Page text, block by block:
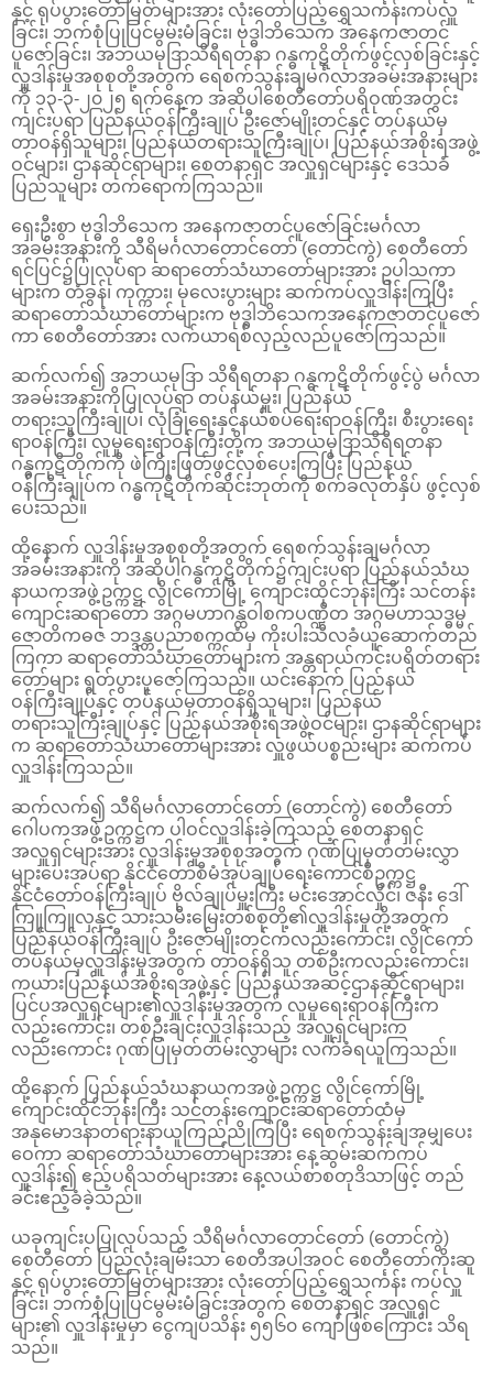
နှင့် ရုပ်ပွားတော်မြတ်များအား လုံးတော်ပြည့်ရွှေသင်္ကန်းကပ်လှူ
ခြင်း၊ ဘက်စုံပြုပြင်မွမ်းမံခြင်း၊ ဗုဒ္ဓါဘိသေက အနေကဇာတင်
ပူဇော်ခြင်း၊ အဘယမုဒြာသိရီရတနာ ဂန္ဓကုဋိတိုက်ဖွင့်လှစ်ခြင်းနှင့်
လှူဒါန်းမှုအစုစုတို့အတွက် ရေစက်သွန်းချမင်္ဂလာအခမ်းအနားများ
ကို ၁၃-၃-၂၀၂၅ ရက်နေ့က အဆိုပါစေတီတော်ပရိဝုဏ်အတွင်း
ကျင်းပရာ ပြည်နယ်ဝန်ကြီးချုပ် ဦးဇော်မျိုးတင်နှင့် တပ်နယ်မှ
တာဝန်ရှိသူများ၊ ပြည်နယ်တရားသူကြီးချုပ်၊ ပြည်နယ်အစိုးရအဖွဲ့
ဝင်များ၊ ဌာနဆိုင်ရာများ၊ စေတနာရှင် အလှူရှင်များနှင့် ဒေသခံ
ပြည်သူများ တက်ရောက်ကြသည်။
ရှေးဦးစွာ ဗုဒ္ဓါဘိသေက အနေကဇာတင်ပူဇော်ခြင်းမင်္ဂလာ
အခမ်းအနားကို သီရိမင်္ဂလာတောင်တော် (တောင်ကွဲ) စေတီတော်
ရင်ပြင်၌ပြုလုပ်ရာ ဆရာတော်သံဃာတော်များအား ဥပါသကာ
များက တံခွန်၊ ကုက္ကား၊ မုလေးပွားများ ဆက်ကပ်လှူဒါန်းကြပြီး
ဆရာတော်သံဃာတော်များက ဗုဒ္ဓါဘိသေကအနေကဇာတင်ပူဇော်
ကာ စေတီတော်အား လက်ယာရစ်လှည့်လည်ပူဇော်ကြသည်။
ဆက်လက်၍ အဘယမုဒြာ သိရီရတနာ ဂန္ဓကုဋိတိုက်ဖွင့်ပွဲ မင်္ဂလာ
အခမ်းအနားကိုပြုလုပ်ရာ တပ်နယ်မှူး၊ ပြည်နယ်
တရားသူကြီးချုပ်၊ လုံခြုံရေးနှင့်နယ်စပ်ရေးရာဝန်ကြီး၊ စီးပွားရေး
ရာဝန်ကြီး၊ လူမှုရေးရာဝန်ကြီးတို့က အဘယမုဒြာသိရီရတနာ
ဂန္ဓကုဋိတိုက်ကို ဖဲကြိုးဖြတ်ဖွင့်လှစ်ပေးကြပြီး ပြည်နယ်
ဝန်ကြီးချုပ်က ဂန္ဓကုဋိတိုက်ဆိုင်းဘုတ်ကို စက်ခလုတ်နှိပ် ဖွင့်လှစ်
ပေးသည်။
ထို့နောက် လှူဒါန်းမှုအစုစုတို့အတွက် ရေစက်သွန်းချမင်္ဂလာ
အခမ်းအနားကို အဆိုပါဂန္ဓကုဋိတိုက်၌ကျင်းပရာ ပြည်နယ်သံဃ
နာယကအဖွဲ့ဥက္ကဋ္ဌ လွိုင်ကော်မြို့ ကျောင်းထိုင်ဘုန်းကြီး သင်တန်း
ကျောင်းဆရာတော် အဂ္ဂမဟာဂန္ထဝါစကပဏ္ဍိတ အဂ္ဂမဟာသဒ္ဓမ္မ
ဇောတိကဓဇ ဘဒ္ဒန္တပညာစက္ကထံမှ ကိုးပါးသီလခံယူဆောက်တည်
ကြကာ ဆရာတော်သံဃာတော်များက အန္တရာယ်ကင်းပရိတ်တရား
တော်များ ရွတ်ပွားပူဇော်ကြသည်။ ယင်းနောက် ပြည်နယ်
ဝန်ကြီးချုပ်နှင့် တပ်နယ်မှတာဝန်ရှိသူများ၊ ပြည်နယ်
တရားသူကြီးချုပ်နှင့် ပြည်နယ်အစိုးရအဖွဲ့ဝင်များ၊ ဌာနဆိုင်ရာများ
က ဆရာတော်သံဃာတော်များအား လှူဖွယ်ပစ္စည်းများ ဆက်ကပ်
လှူဒါန်းကြသည်။
ဆက်လက်၍ သီရိမင်္ဂလာတောင်တော် (တောင်ကွဲ) စေတီတော်
ဂေါပကအဖွဲ့ဥက္ကဋ္ဌက ပါဝင်လှူဒါန်းခဲ့ကြသည့် စေတနာရှင်
အလှူရှင်များအား လှူဒါန်းမှုအစုစုအတွက် ဂုဏ်ပြုမှတ်တမ်းလွှာ
များပေးအပ်ရာ နိုင်ငံတော်စီမံအုပ်ချုပ်ရေးကောင်စီဥက္ကဋ္ဌ
နိုင်ငံတော်ဝန်ကြီးချုပ် ဗိုလ်ချုပ်မှူးကြီး မင်းအောင်လှိုင်၊ ဇနီး ဒေါ်
ကြူကြူလှနှင့် သားသမီးမြေးတစ်စုတို့၏လှူဒါန်းမှုတို့အတွက်
ပြည်နယ်ဝန်ကြီးချုပ် ဦးဇော်မျိုးတင်ကလည်းကောင်း၊ လွိုင်ကော်
တပ်နယ်မှလှူဒါန်းမှုအတွက် တာဝန်ရှိသူ တစ်ဦးကလည်းကောင်း၊
ကယားပြည်နယ်အစိုးရအဖွဲ့နှင့် ပြည်နယ်အဆင့်ဌာနဆိုင်ရာများ၊
ပြင်ပအလှူရှင်များ၏လှူဒါန်းမှုအတွက် လူမှုရေးရာဝန်ကြီးက
လည်းကောင်း၊ တစ်ဦးချင်းလှူဒါန်းသည့် အလှူရှင်များက
လည်းကောင်း ဂုဏ်ပြုမှတ်တမ်းလွှာများ လက်ခံရယူကြသည်။
ထို့နောက် ပြည်နယ်သံဃနာယကအဖွဲ့ဥက္ကဋ္ဌ လွိုင်ကော်မြို့
ကျောင်းထိုင်ဘုန်းကြီး သင်တန်းကျောင်းဆရာတော်ထံမှ
အနုမောဒနာတရားနာယူကြည်ညိုကြပြီး ရေစက်သွန်းချအမျှပေး
ဝေကာ ဆရာတော်သံဃာတော်များအား နေ့ဆွမ်းဆက်ကပ်
လှူဒါန်း၍ ဧည့်ပရိသတ်များအား နေ့လယ်စာစတုဒိသာဖြင့် တည်
ခင်းဧည့်ခံခဲ့သည်။
ယခုကျင်းပပြုလုပ်သည့် သီရိမင်္ဂလာတောင်တော် (တောင်ကွဲ)
စေတီတော် ပြည်လုံးချမ်းသာ စေတီအပါအဝင် စေတီတော်ကိုးဆူ
နှင့် ရုပ်ပွားတော်မြတ်များအား လုံးတော်ပြည့်ရွှေသင်္ကန်း ကပ်လှူ
ခြင်း၊ ဘက်စုံပြုပြင်မွမ်းမံခြင်းအတွက် စေတနာရှင် အလှူရှင်
များ၏ လှူဒါန်းမှုမှာ ငွေကျပ်သိန်း ၅၅၆၀ ကျော်ဖြစ်ကြောင်း သိရ
သည်။